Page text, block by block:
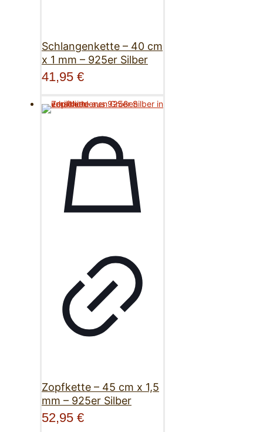
Schlangenkette – 40 cm
x 1 mm – 925er Silber
41,95 €
Zopfkette – 45 cm x 1,5
mm – 925er Silber
52,95 €